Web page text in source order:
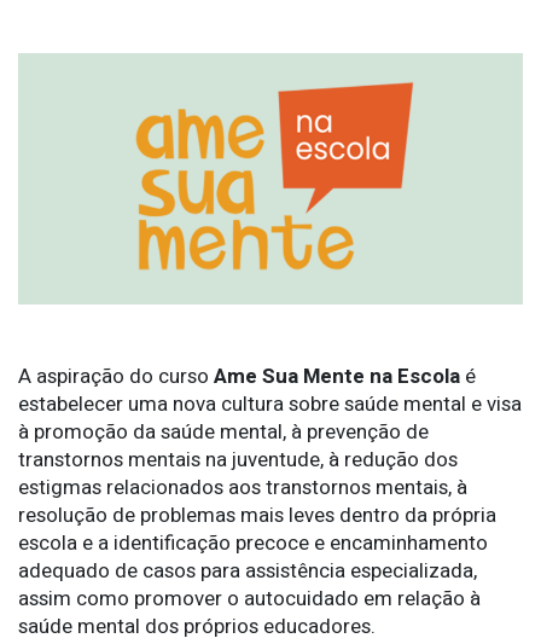
A aspiração do curso Ame Sua Mente na Escola é
estabelecer uma nova cultura sobre saúde mental e visa
à promoção da saúde mental, à prevenção de
transtornos mentais na juventude, à redução dos
estigmas relacionados aos transtornos mentais, à
resolução de problemas mais leves dentro da própria
escola e a identificação precoce e encaminhamento
adequado de casos para assistência especializada,
assim como promover o autocuidado em relação à
saúde mental dos próprios educadores.